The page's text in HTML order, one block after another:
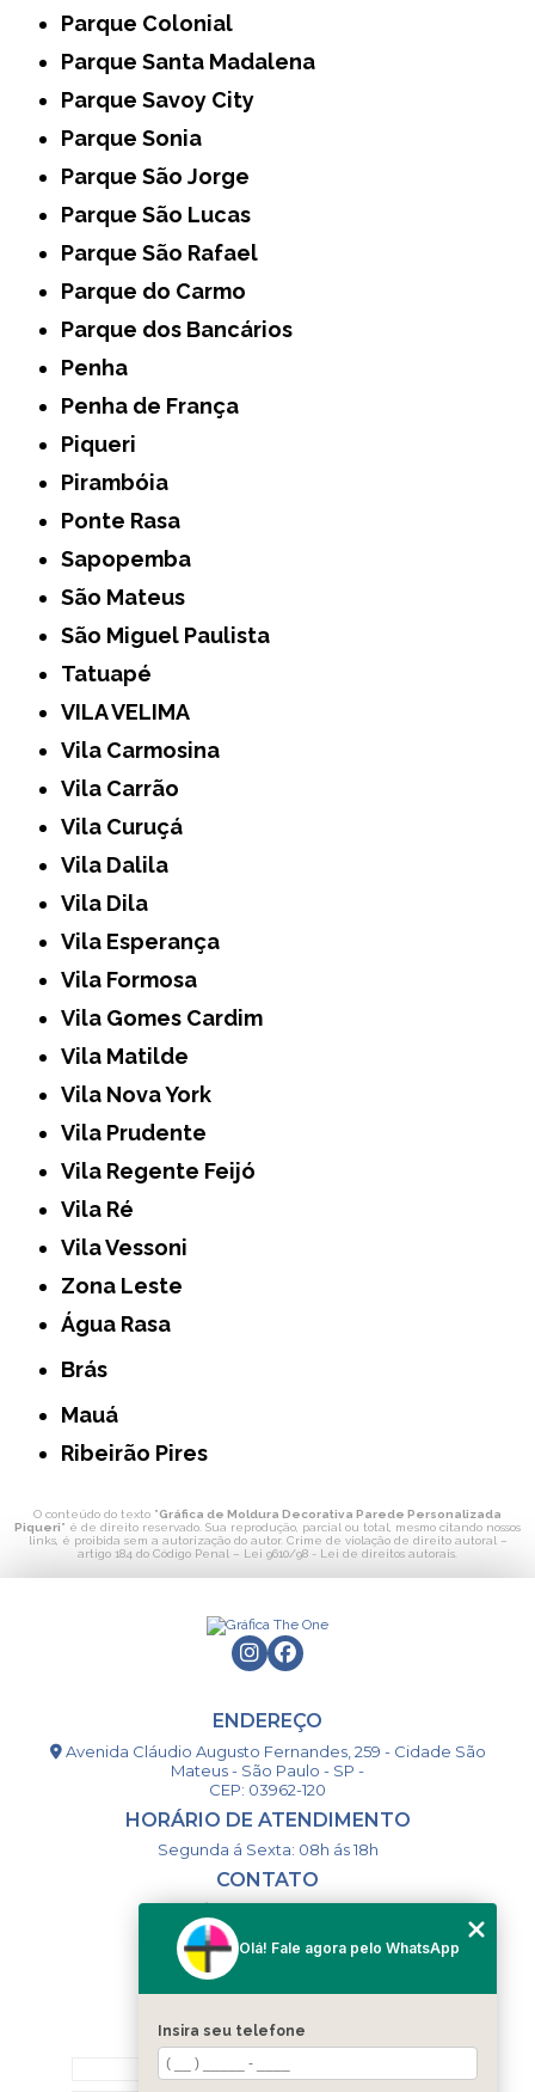
Parque Colonial
Parque Santa Madalena
Parque Savoy City
Parque Sonia
Parque São Jorge
Parque São Lucas
Parque São Rafael
Parque do Carmo
Parque dos Bancários
Penha
Penha de França
Piqueri
Pirambóia
Ponte Rasa
Sapopemba
São Mateus
São Miguel Paulista
Tatuapé
VILA VELIMA
Vila Carmosina
Vila Carrão
Vila Curuçá
Vila Dalila
Vila Dila
Vila Esperança
Vila Formosa
Vila Gomes Cardim
Vila Matilde
Vila Nova York
Vila Prudente
Vila Regente Feijó
Vila Ré
Vila Vessoni
Zona Leste
Água Rasa
Brás
Mauá
Ribeirão Pires
O conteúdo do texto "Gráfica de Moldura Decorativa Parede Personalizada
Piqueri" é de direito reservado. Sua reprodução, parcial ou total, mesmo citando nossos
links, é proibida sem a autorização do autor. Crime de violação de direito autoral –
artigo 184 do Código Penal – Lei 9610/98 - Lei de direitos autorais
ENDEREÇO
Avenida Cláudio Augusto Fernandes, 259 - Cidade São
Mateus - São Paulo - SP -
CEP: 03962-120
HORÁRIO DE ATENDIMENTO
Segunda á Sexta: 08h ás 18h
CONTATO
(11) 98993-9556
togsm1@gmail.com
MENU
HOME
Olá! Fale agora pelo WhatsApp
Insira seu telefone